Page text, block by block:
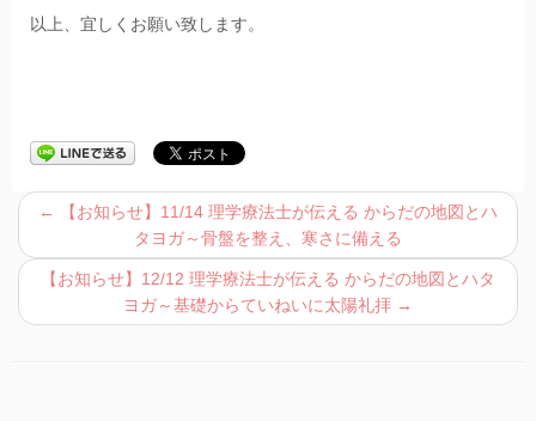
以上、宜しくお願い致します。
←
【お知らせ】11/14 理学療法士が伝える からだの地図とハ
タヨガ～骨盤を整え、寒さに備える
【お知らせ】12/12 理学療法士が伝える からだの地図とハタ
ヨガ～基礎からていねいに太陽礼拝 →